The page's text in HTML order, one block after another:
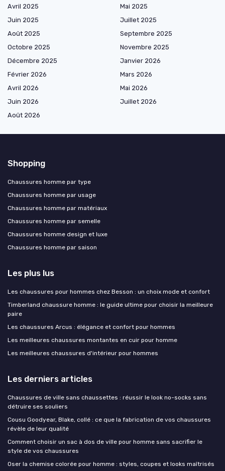
Avril 2025
Mai 2025
Juin 2025
Juillet 2025
Août 2025
Septembre 2025
Octobre 2025
Novembre 2025
Décembre 2025
Janvier 2026
Février 2026
Mars 2026
Avril 2026
Mai 2026
Juin 2026
Juillet 2026
Août 2026
Shopping
Chaussures homme par type
Chaussures homme par usage
Chaussures homme par matériaux
Chaussures homme par semelle
Chaussures homme design et luxe
Chaussures homme par saison
Les plus lus
Les chaussures pour hommes chez Besson : un choix mode et confort
Timberland chaussure homme : le guide ultime pour choisir la meilleure
paire
Les chaussures Arcus : élégance et confort pour hommes
Les meilleures chaussures montantes en cuir pour homme
Les meilleures chaussures d'intérieur pour hommes
Les derniers articles
Chaussures de ville sans chaussettes : réussir le look no-socks sans
détruire ses souliers
Cousu Goodyear, Blake, collé : ce que la fabrication de vos chaussures
révèle de leur qualité
Comment choisir un sac à dos de ville pour homme sans sacrifier le
style de vos chaussures
Oser la chemise colorée pour homme : styles, coupes et looks maîtrisés